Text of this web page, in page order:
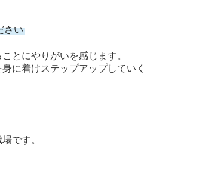
さい
とにやりがいを感じます。
に着けステップアップしていく
です。